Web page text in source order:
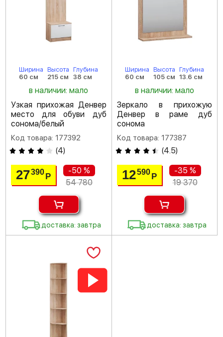
Ширина
60 см
Высота
215 см
Глубина
38 см
в наличии: мало
Узкая прихожая Денвер
место для обуви дуб
сонома/белый
Код товара: 177392
(4)
27390Р
-50 %
54 780
доставка: завтра
Ширина
60 см
Высота
105 см
Глубина
13.6 см
в наличии: мало
Зеркало в прихожую
Денвер в раме дуб
сонома
Код товара: 177387
(4.5)
12590 Р
-35 %
19 370
доставка: завтра